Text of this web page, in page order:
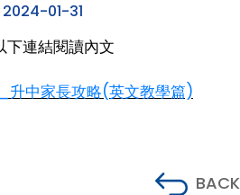
2024-01-31
下連結閱讀內文
中家長攻略(英文教學篇)
BACK